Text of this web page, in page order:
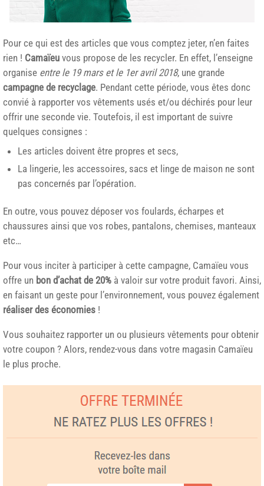
Pour ce qui est des articles que vous comptez jeter, n’en faites
rien ! Camaïeu vous propose de les recycler. En effet, l’enseigne
organise entre le 19 mars et le 1er avril 2018, une grande
campagne de recyclage. Pendant cette période, vous êtes donc
convié à rapporter vos vêtements usés et/ou déchirés pour leur
offrir une seconde vie. Toutefois, il est important de suivre
quelques consignes :
Les articles doivent être propres et secs,
La lingerie, les accessoires, sacs et linge de maison ne sont
pas concernés par l’opération.
En outre, vous pouvez déposer vos foulards, écharpes et
chaussures ainsi que vos robes, pantalons, chemises, manteaux
etc…
Pour vous inciter à participer à cette campagne, Camaïeu vous
offre un bon d’achat de 20% à valoir sur votre produit favori. Ainsi,
en faisant un geste pour l’environnement, vous pouvez également
réaliser des économies !
Vous souhaitez rapporter un ou plusieurs vêtements pour obtenir
votre coupon ? Alors, rendez-vous dans votre magasin Camaïeu
le plus proche.